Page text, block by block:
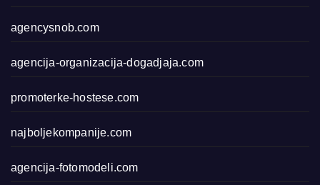
agencysnob.com
agencija-organizacija-dogadjaja.com
promoterke-hostese.com
najboljekompanije.com
agencija-fotomodeli.com